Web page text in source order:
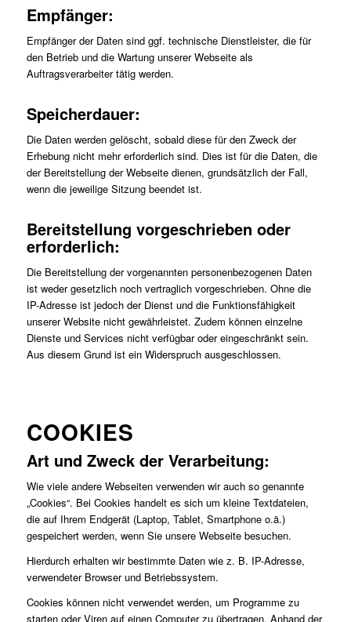
Empfänger:
Empfänger der Daten sind ggf. technische Dienstleister, die für
den Betrieb und die Wartung unserer Webseite als
Auftragsverarbeiter tätig werden.
Speicherdauer:
Die Daten werden gelöscht, sobald diese für den Zweck der
Erhebung nicht mehr erforderlich sind. Dies ist für die Daten, die
der Bereitstellung der Webseite dienen, grundsätzlich der Fall,
wenn die jeweilige Sitzung beendet ist.
Bereitstellung vorgeschrieben oder
erforderlich:
Die Bereitstellung der vorgenannten personenbezogenen Daten
ist weder gesetzlich noch vertraglich vorgeschrieben. Ohne die
IP-Adresse ist jedoch der Dienst und die Funktionsfähigkeit
unserer Website nicht gewährleistet. Zudem können einzelne
Dienste und Services nicht verfügbar oder eingeschränkt sein.
Aus diesem Grund ist ein Widerspruch ausgeschlossen.
COOKIES
Art und Zweck der Verarbeitung:
Wie viele andere Webseiten verwenden wir auch so genannte
„Cookies“. Bei Cookies handelt es sich um kleine Textdateien,
die auf Ihrem Endgerät (Laptop, Tablet, Smartphone o.ä.)
gespeichert werden, wenn Sie unsere Webseite besuchen.
Hierdurch erhalten wir bestimmte Daten wie z. B. IP-Adresse,
verwendeter Browser und Betriebssystem.
Cookies können nicht verwendet werden, um Programme zu
starten oder Viren auf einen Computer zu übertragen. Anhand der